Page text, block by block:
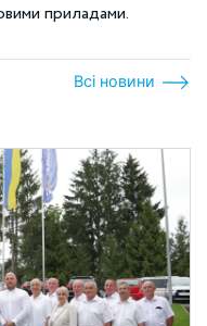
приладами.
Всі новини